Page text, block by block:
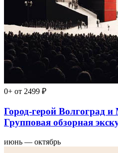
0+ от 2499 ₽
Город-герой Волгоград
Групповая обзорная
июнь — октябрь